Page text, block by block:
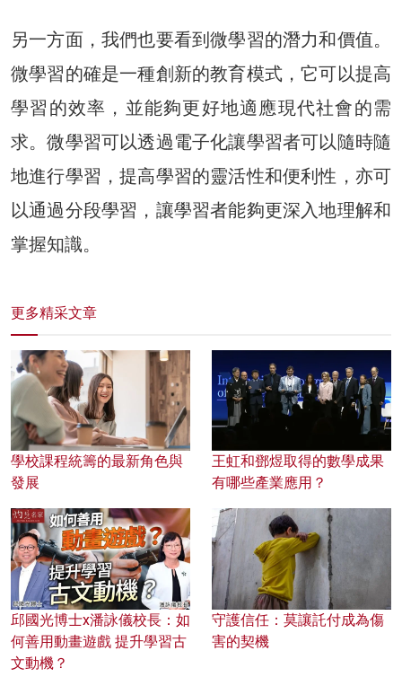
另一方面，我們也要看到微學習的潛力和價值。
微學習的確是一種創新的教育模式，它可以提高
學習的效率，並能夠更好地適應現代社會的需
求。微學習可以透過電子化讓學習者可以隨時隨
地進行學習，提高學習的靈活性和便利性，亦可
以通過分段學習，讓學習者能夠更深入地理解和
掌握知識。
更多精采文章
學校課程統籌的最新角色與
發展
王虹和鄧煜取得的數學成果
有哪些產業應用？
邱國光博士x潘詠儀校長：如
何善用動畫遊戲 提升學習古
文動機？
守護信任：莫讓託付成為傷
害的契機